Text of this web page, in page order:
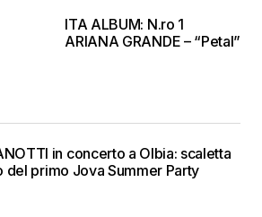
ITA ALBUM: N.ro 1
ARIANA GRANDE – “Petal”
in concerto a Olbia: scaletta
del primo Jova Summer Party